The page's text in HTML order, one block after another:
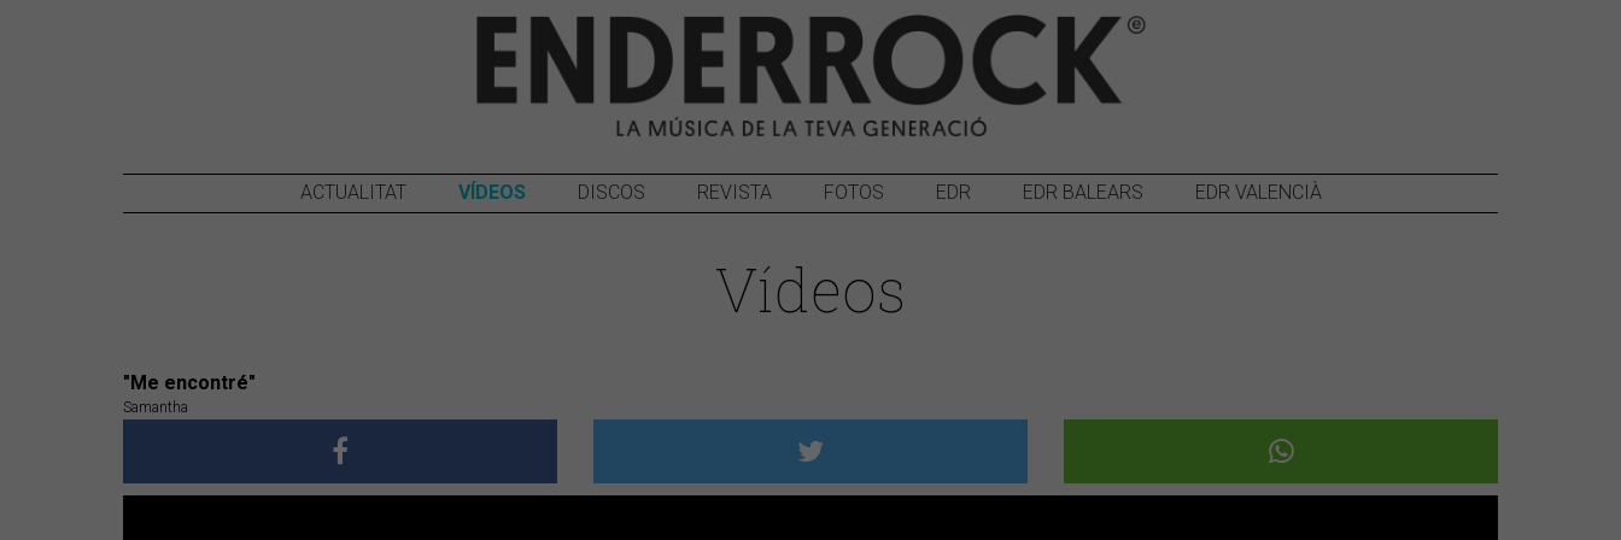
ACTUALITAT VÍDEOS DISCOS REVISTA FOTOS EDR EDR BALEARS EDR VALENCIÀ
Vídeos
"Me encontré"
Samantha